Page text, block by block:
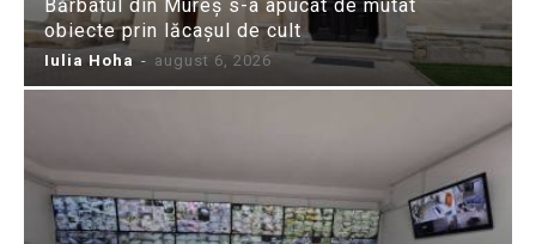
Bărbatul din Mureș s-a apucat de mutat
obiecte prin lăcașul de cult
Iulia Hoha - august 6, 2026